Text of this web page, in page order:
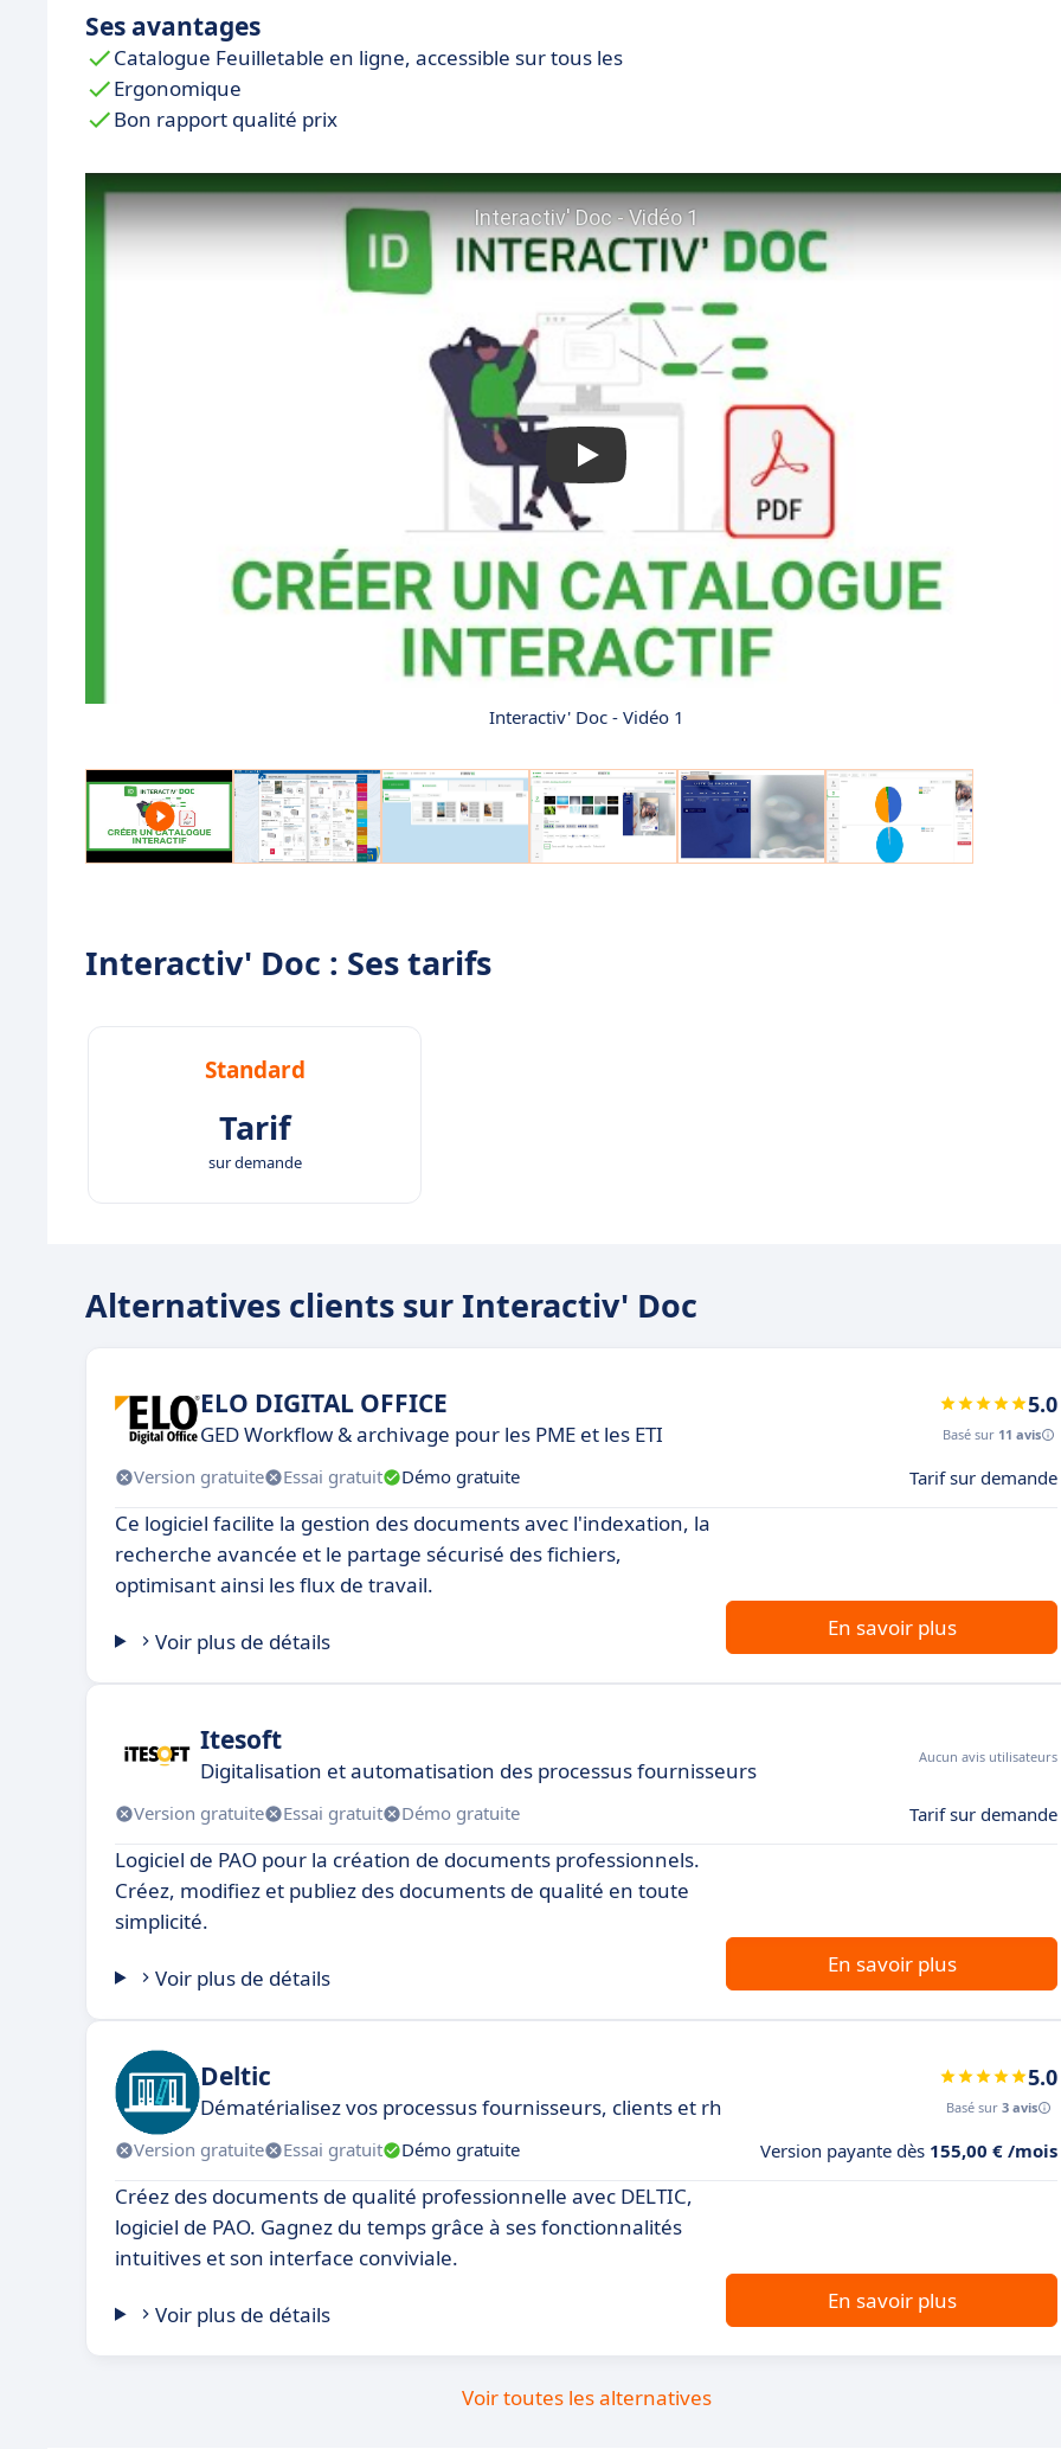
Ses avantages
Catalogue Feuilletable en ligne, accessible sur tous les
Ergonomique
Bon rapport qualité prix
Interactiv' Doc - Vidéo 1
Interactiv' Doc : Ses tarifs
Standard
Tarif
sur demande
Alternatives clients sur Interactiv' Doc
ELO DIGITAL OFFICE
GED Workflow & archivage pour les PME et les ETI
5.0
Basé sur 11 avis
Version gratuite Essai gratuit Démo gratuite Tarif sur demande
Ce logiciel facilite la gestion des documents avec l'indexation, la
recherche avancée et le partage sécurisé des fichiers,
optimisant ainsi les flux de travail.
Voir plus de détails
En savoir plus
Itesoft
Digitalisation et automatisation des processus fournisseurs
Aucun avis utilisateurs
Version gratuite Essai gratuit Démo gratuite Tarif sur demande
Logiciel de PAO pour la création de documents professionnels.
Créez, modifiez et publiez des documents de qualité en toute
simplicité.
Voir plus de détails
En savoir plus
Deltic
Dématérialisez vos processus fournisseurs, clients et rh
5.0
Basé sur 3 avis
Version gratuite Essai gratuit Démo gratuite Version payante dès 155,00 € /mois
Créez des documents de qualité professionnelle avec DELTIC,
logiciel de PAO. Gagnez du temps grâce à ses fonctionnalités
intuitives et son interface conviviale.
Voir plus de détails
En savoir plus
Voir toutes les alternatives